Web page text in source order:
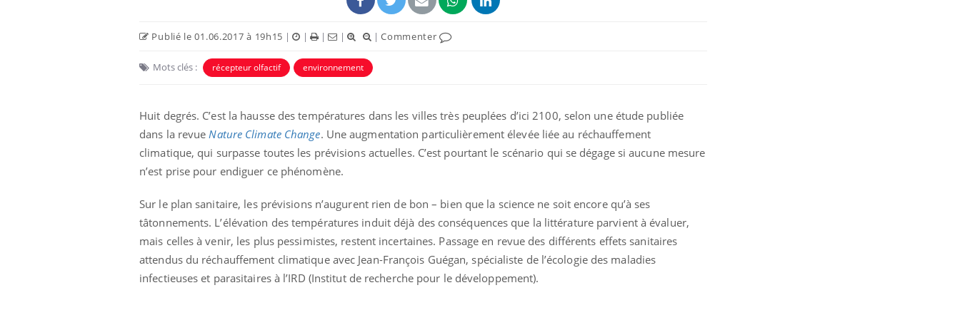
Publié le 01.06.2017 à 19h15 | | | | |Commenter
Mots clés : récepteur olfactif environnement
Huit degrés. C’est la hausse des températures dans les villes très peuplées d’ici 2100, selon une étude publiée
dans la revue Nature Climate Change. Une augmentation particulièrement élevée liée au réchauffement
climatique, qui surpasse toutes les prévisions actuelles. C’est pourtant le scénario qui se dégage si aucune mesure
n’est prise pour endiguer ce phénomène.
Sur le plan sanitaire, les prévisions n’augurent rien de bon – bien que la science ne soit encore qu’à ses
tâtonnements. L’élévation des températures induit déjà des conséquences que la littérature parvient à évaluer,
mais celles à venir, les plus pessimistes, restent incertaines. Passage en revue des différents effets sanitaires
attendus du réchauffement climatique avec Jean-François Guégan, spécialiste de l’écologie des maladies
infectieuses et parasitaires à l’IRD (Institut de recherche pour le développement).